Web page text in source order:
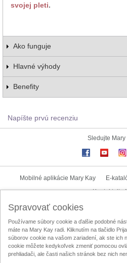
svojej pleti.
Ako funguje
Hlavné výhody
Benefity
Napíšte prvú recenziu
Sledujte Mary
Mobilné aplikácie Mary Kay E-
Kontaktujte
Mary Kay InTouch
Lokalizátor
Oznamovací kanál
Licenčná zmluva
Spravovať cookies
Používame súbory cookie a ďalšie podobné
máte na Mary Kay radi. Kliknutím na tlačidlo
súborov cookie na vašom zariadení, ak ste ich
cookie môžete kedykoľvek zmeniť pomocou
prehliadači, ale časti našich stránok bez nich